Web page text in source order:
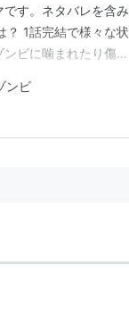
す。ネタバレを含み
？ 1話完結で様々な状
ビに噛まれたり傷つ
退治しようとしませ
ンビ